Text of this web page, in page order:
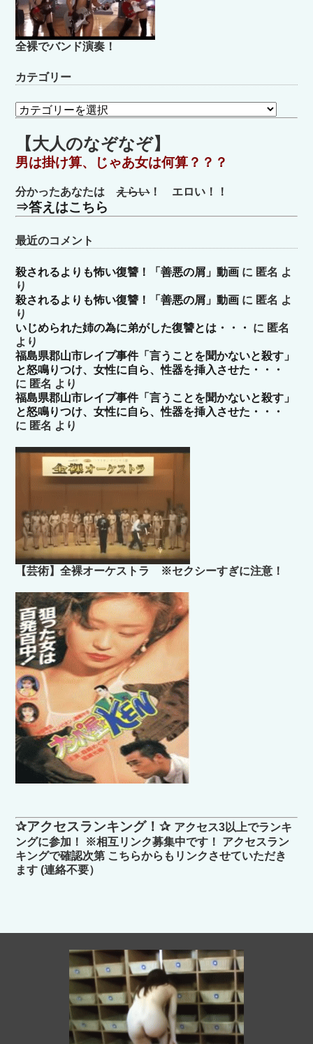
全裸でバンド演奏！
カテゴリー
カ
テ
ゴ
リ
ー
【大人のなぞなぞ】
男は掛け算、じゃあ女は何算？？？
分かったあなたはえらい！ エロい！！
⇒答えはこちら
最近のコメント
殺されるよりも怖い復讐！「善悪の屑」動画 に 匿名 よ
り
殺されるよりも怖い復讐！「善悪の屑」動画 に 匿名 よ
り
いじめられた姉の為に弟がした復讐とは・・・
に 匿名
より
福島県郡山市レイプ事件「言うことを聞かないと殺す」
と怒鳴りつけ、女性に自ら、性器を挿入させた・・・
に 匿名 より
福島県郡山市レイプ事件「言うことを聞かないと殺す」
と怒鳴りつけ、女性に自ら、性器を挿入させた・・・
に 匿名 より
【芸術】全裸オーケストラ ※セクシーすぎに注意！
✰アクセスランキング！✰ アクセス3以上でランキ
ングに参加！ ※相互リンク募集中です！ アクセスラン
キングで確認次第 こちらからもリンクさせていただき
ます (連絡不要）